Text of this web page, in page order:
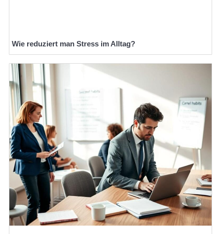
Wie reduziert man Stress im Alltag?